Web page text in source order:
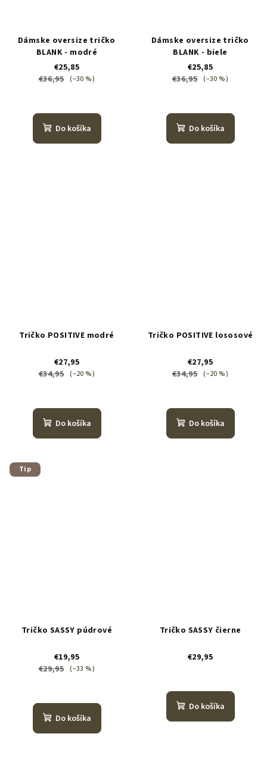
Dámske oversize tričko
BLANK - modré
€25,85
€36,95 (–30 %)
Do košíka
Dámske oversize tričko
BLANK - biele
€25,85
€36,95 (–30 %)
Do košíka
Tričko POSITIVE modré
€27,95
€34,95 (–20 %)
Do košíka
Tričko POSITIVE lososové
€27,95
€34,95 (–20 %)
Do košíka
Tip
Tričko SASSY púdrové
€19,95
€29,95 (–33 %)
Do košíka
Tričko SASSY čierne
€29,95
Do košíka